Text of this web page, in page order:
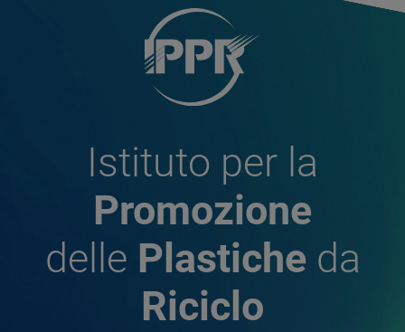
Istituto per la
Promozione
delle Plastiche da
Riciclo